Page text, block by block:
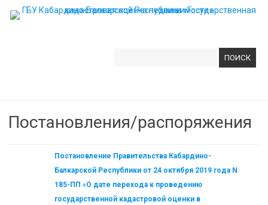
Постановления/распоряжения
Постановление Правительства Кабардино-
Балкарской Республики от 24 октября 2019 года N
185-ПП «О дате перехода к проведению
государственной кадастровой оценки в